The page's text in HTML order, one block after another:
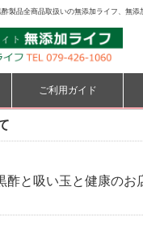
製品全商品取扱いの無添加ライフ、無添
ご利用ガイド
酢と吸い玉と健康のお